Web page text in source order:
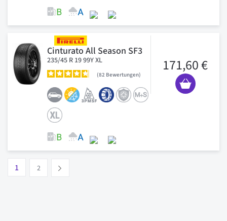
Cinturato All Season SF3
235/45 R 19 99Y XL
82 Bewertungen
171,60 €
Vous lisez actuellement la page
1 2